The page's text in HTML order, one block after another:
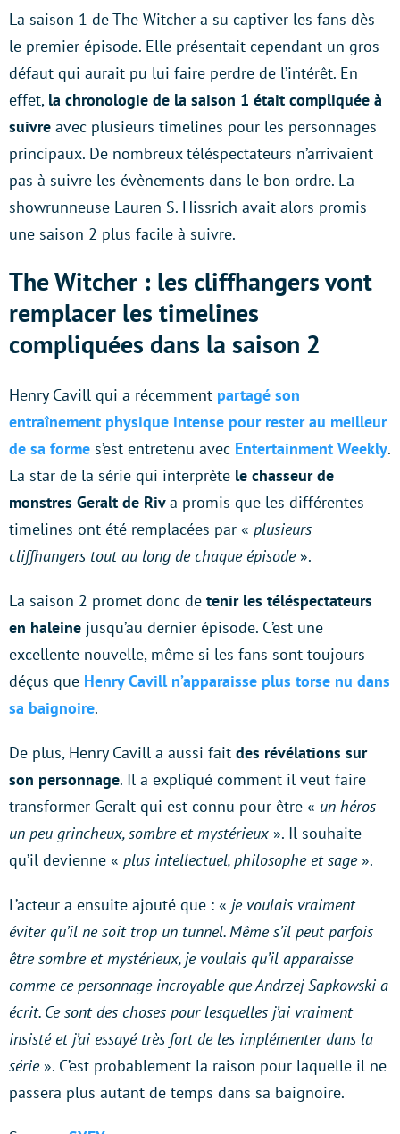
La saison 1 de The Witcher a su captiver les fans dès
le premier épisode. Elle présentait cependant un gros
défaut qui aurait pu lui faire perdre de l’intérêt. En
effet, la chronologie de la saison 1 était compliquée à
suivre avec plusieurs timelines pour les personnages
principaux. De nombreux téléspectateurs n’arrivaient
pas à suivre les évènements dans le bon ordre. La
showrunneuse Lauren S. Hissrich avait alors promis
une saison 2 plus facile à suivre.
The Witcher : les cliffhangersvont
remplacer les timelines
compliquées dans la saison 2
Henry Cavill qui a récemment partagé son
entraînement physique intense pour rester au meilleur
de sa forme s’est entretenu avec Entertainment Weekly.
La star de la série qui interprète le chasseur de
monstres Geralt de Riva promis que les différentes
timelines ont été remplacées par « plusieurs
cliffhangers tout au long de chaque épisode».
La saison 2 promet donc de tenir les téléspectateurs
en haleine jusqu’au dernier épisode. C’est une
excellente nouvelle, même si les fans sont toujours
déçus que Henry Cavill n’apparaisse plus torse nu dans
sa baignoire.
De plus, Henry Cavill a aussi fait des révélations sur
son personnage. Il a expliqué comment il veut faire
transformer Geralt qui est connu pour être « un héros
un peu grincheux, sombre et mystérieux ». Il souhaite
qu’il devienne « plus intellectuel, philosophe et sage».
L’acteur a ensuite ajouté que : « je voulais vraiment
éviter qu’il ne soit trop un tunnel. Même s’il peut parfois
être sombre et mystérieux, je voulais qu’il apparaisse
comme ce personnage incroyable que Andrzej Sapkowski a
écrit. Ce sont des choses pour lesquelles j’ai vraiment
insisté et j’ai essayé très fort de les implémenter dans la
série ». C’est probablement la raison pour laquelle il ne
passera plus autant de temps dans sa baignoire.